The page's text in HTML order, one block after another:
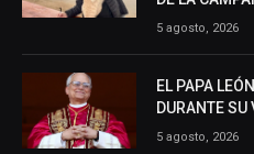
5 agosto, 2026
EL PAPA
DURANTE SU
5 agosto, 2026